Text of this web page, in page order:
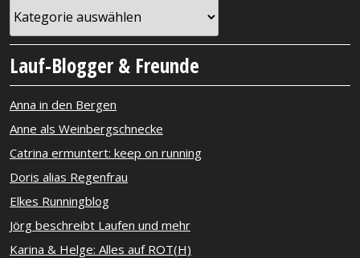
Lauf-Blogger & Freunde
Anna in den Bergen
Anne als Weinbergschnecke
Catrina ermuntert: keep on running
Doris alias Regenfrau
Elkes Runningblog
Jörg beschreibt Laufen und mehr
Karina & Helge: Alles auf ROT(H)